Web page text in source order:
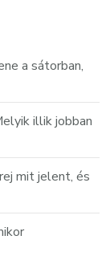
a sátorban,
illik jobban
mit jelent, és